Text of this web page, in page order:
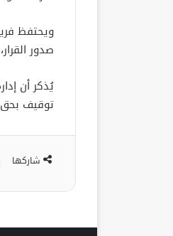
صدور
يُذكر أن
توقيف بحق
شاركها